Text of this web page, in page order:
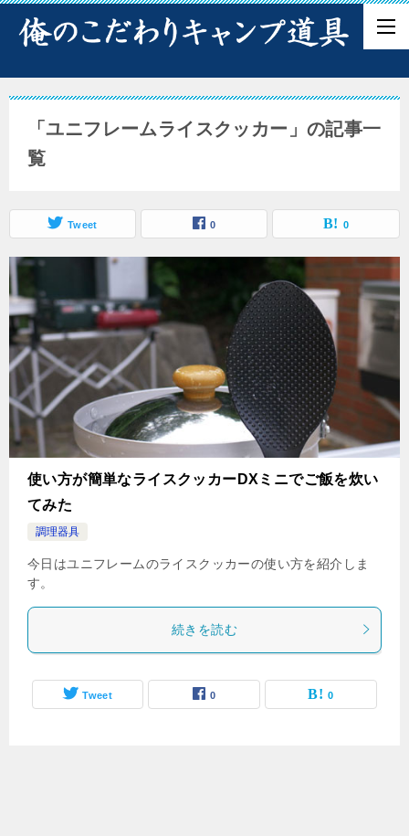
「ユニフレームライスクッカー」の記事一
覧
Tweet 0 0
使い方が簡単なライスクッカーDXミニでご飯を炊い
てみた
調理器具
今日はユニフレームのライスクッカーの使い方を紹介しま
す。
続きを読む
Tweet 0 0